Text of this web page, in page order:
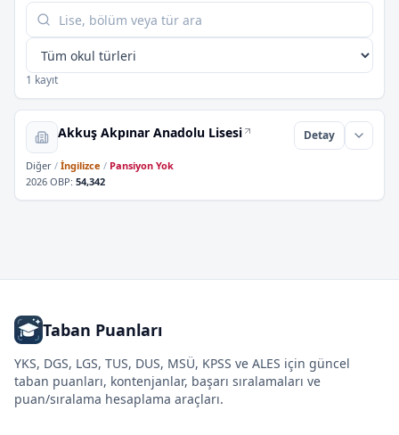
Tabloda ara
1 kayıt
Akkuş Akpınar Anadolu Lisesi Detay
Diğer / İngilizce / Pansiyon Yok
2026 OBP: 54,342
Taban Puanları
YKS, DGS, LGS, TUS, DUS, MSÜ, KPSS ve ALES için güncel
taban puanları, kontenjanlar, başarı sıralamaları ve
puan/sıralama hesaplama araçları.